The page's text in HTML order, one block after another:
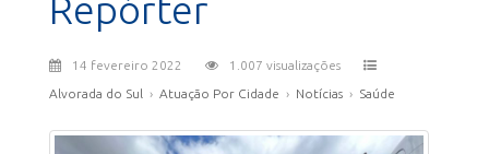
Repórter
14 fevereiro 2022
1.007 visualizações
Alvorada do Sul › Atuação Por Cidade › Notícias › Saúde